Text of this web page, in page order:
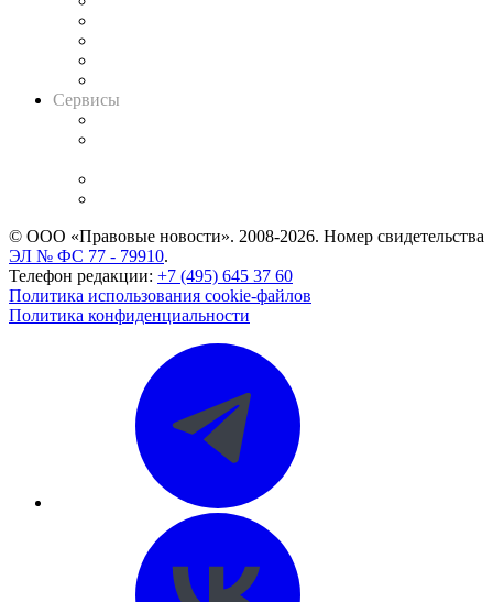
Сервисы
© ООО «Правовые новости». 2008-2026. Номер свидетельства
ЭЛ № ФС 77 - 79910.
Телефон редакции: +7 (495) 645 37 60
Политика использования cookie-файлов
Политика конфиденциальности